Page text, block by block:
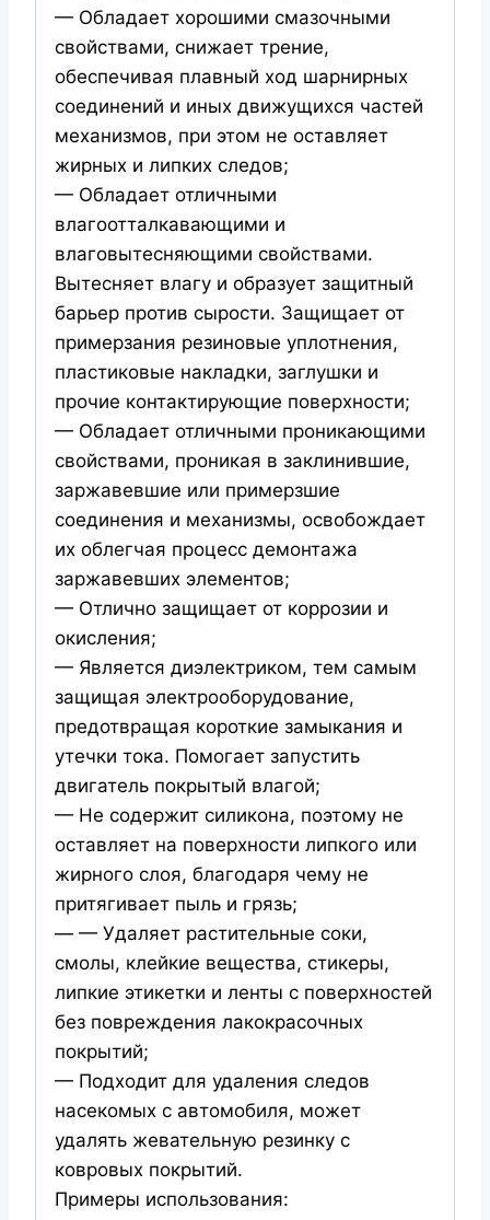
— Обладает хорошими смазочными
свойствами, снижает трение,
обеспечивая плавный ход шарнирных
соединений и иных движущихся частей
механизмов, при этом не оставляет
жирных и липких следов;
— Обладает отличными
влагоотталкавающими и
влаговытесняющими свойствами.
Вытесняет влагу и образует защитный
барьер против сырости. Защищает от
примерзания резиновые уплотнения,
пластиковые накладки, заглушки и
прочие контактирующие поверхности;
— Обладает отличными проникающими
свойствами, проникая в заклинившие,
заржавевшие или примерзшие
соединения и механизмы, освобождает
их облегчая процесс демонтажа
заржавевших элементов;
— Отлично защищает от коррозии и
окисления;
— Является диэлектриком, тем самым
защищая электрооборудование,
предотвращая короткие замыкания и
утечки тока. Помогает запустить
двигатель покрытый влагой;
— Не содержит силикона, поэтому не
оставляет на поверхности липкого или
жирного слоя, благодаря чему не
притягивает пыль и грязь;
— — Удаляет растительные соки,
смолы, клейкие вещества, стикеры,
липкие этикетки и ленты с поверхностей
без повреждения лакокрасочных
покрытий;
— Подходит для удаления следов
насекомых с автомобиля, может
удалять жевательную резинку с
ковровых покрытий.
Примеры использования: